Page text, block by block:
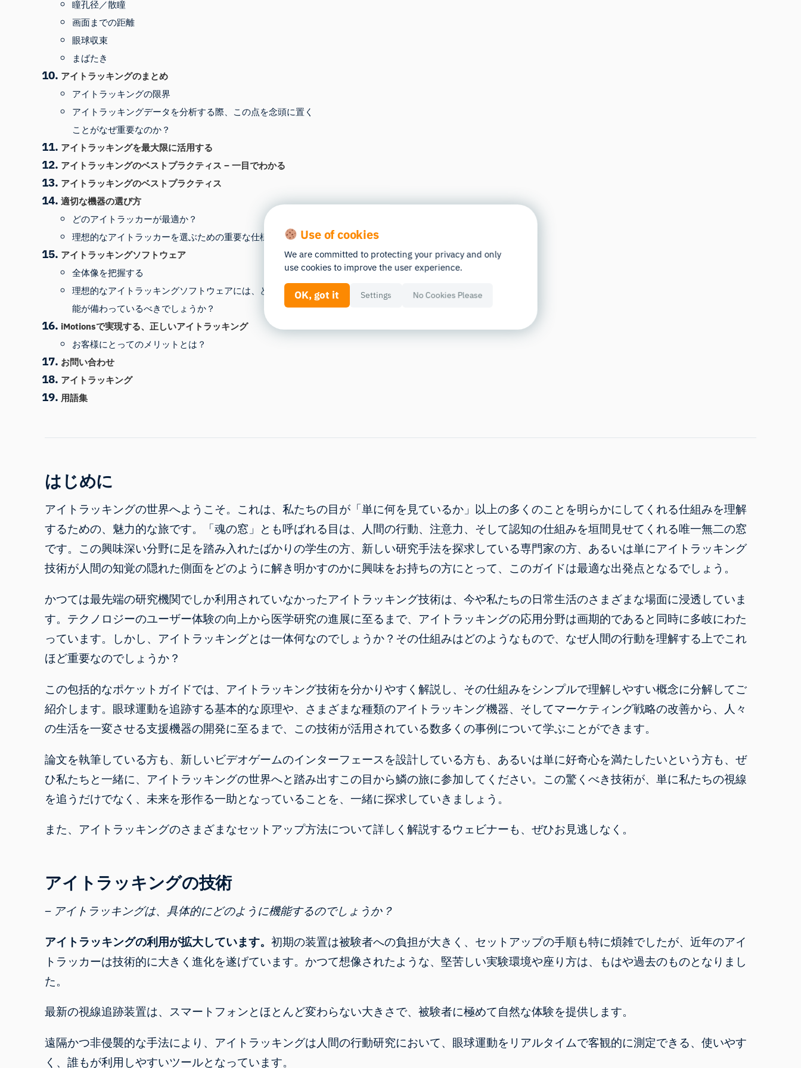
瞳孔径／散瞳
画面までの距離
眼球収束
まばたき
アイトラッキングのまとめ
アイトラッキングの限界
アイトラッキングデータを分析する際、この点を念頭に置く
ことがなぜ重要なのか？
アイトラッキングを最大限に活用する
アイトラッキングのベストプラクティス – 一目でわかる
アイトラッキングのベストプラクティス
適切な機器の選び方
どのアイトラッカーが最適か？
理想的なアイトラッカーを選ぶための重要な仕様：
アイトラッキングソフトウェア
全体像を把握する
理想的なアイトラッキングソフトウェアには、どのような機
能が備わっているべきでしょうか？
iMotionsで実現する、正しいアイトラッキング
お客様にとってのメリットとは？
お問い合わせ
アイトラッキング
用語集
はじめに
アイトラッキングの世界へようこそ。これは、私たちの目が「単に何を見ているか」以上の多くのことを明らかにしてくれる仕組みを理解
するための、魅力的な旅です。「魂の窓」とも呼ばれる目は、人間の行動、注意力、そして認知の仕組みを垣間見せてくれる唯一無二の窓
です。この興味深い分野に足を踏み入れたばかりの学生の方、新しい研究手法を探求している専門家の方、あるいは単にアイトラッキング
技術が人間の知覚の隠れた側面をどのように解き明かすのかに興味をお持ちの方にとって、このガイドは最適な出発点となるでしょう。
かつては最先端の研究機関でしか利用されていなかったアイトラッキング技術は、今や私たちの日常生活のさまざまな場面に浸透していま
す。テクノロジーのユーザー体験の向上から医学研究の進展に至るまで、アイトラッキングの応用分野は画期的であると同時に多岐にわた
っています。しかし、アイトラッキングとは一体何なのでしょうか？その仕組みはどのようなもので、なぜ人間の行動を理解する上でこれ
ほど重要なのでしょうか？
この包括的なポケットガイドでは、アイトラッキング技術を分かりやすく解説し、その仕組みをシンプルで理解しやすい概念に分解してご
紹介します。眼球運動を追跡する基本的な原理や、さまざまな種類のアイトラッキング機器、そしてマーケティング戦略の改善から、人々
の生活を一変させる支援機器の開発に至るまで、この技術が活用されている数多くの事例について学ぶことができます。
論文を執筆している方も、新しいビデオゲームのインターフェースを設計している方も、あるいは単に好奇心を満たしたいという方も、ぜ
ひ私たちと一緒に、アイトラッキングの世界へと踏み出すこの目から鱗の旅に参加してください。この驚くべき技術が、単に私たちの視線
を追うだけでなく、未来を形作る一助となっていることを、一緒に探求していきましょう。
また、 アイトラッキングのさまざまなセットアップ方法について詳しく解説するウェビナーも、ぜひお見逃しなく 。
アイトラッキングの技術
– アイトラッキングは、具体的にどのように機能するのでしょうか？
アイトラッキングの利用が拡大しています。初期の装置は被験者への負担が大きく、セットアップの手順も特に煩雑でしたが、近年のアイ
トラッカーは技術的に大きく進化を遂げています。かつて想像されたような、堅苦しい実験環境や座り方は、もはや過去のものとなりまし
た。
最新の視線追跡装置は、スマートフォンとほとんど変わらない大きさで、被験者に極めて自然な体験を提供します。
遠隔かつ非侵襲的な手法により、アイトラッキングは人間の行動研究において、眼球運動をリアルタイムで客観的に測定できる、使いやす
く、誰もが利用しやすいツールとなっています。
Use of cookies
We are committed to protecting your privacy and only
use cookies to improve the user experience.
OK, got it Settings No Cookies Please